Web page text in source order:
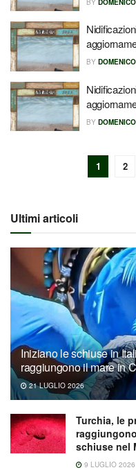
BY
BY
1 2
Ultimi articoli
Iniziano le schiuse in
raggiungono il mare in
21 LUGLIO 2026
Turchia, le
schiuse nel
9 LUGLIO 2026